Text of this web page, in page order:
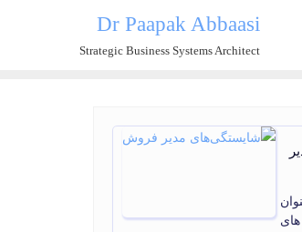
Dr Paapak Abbaasi
Strategic Business Systems Architect
عنوان